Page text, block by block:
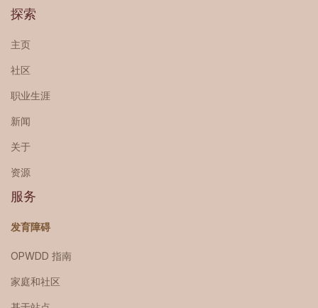
探索
主页
社区
职业生涯
新闻
关于
资源
服务
发育障碍
OPWDD 指南
家庭和社区